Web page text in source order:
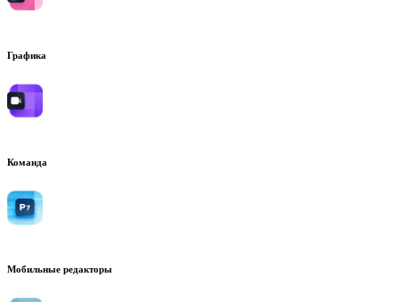
Графика
Команда
Мобильные редакторы